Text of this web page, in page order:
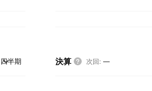
四半期 決算 次回: —